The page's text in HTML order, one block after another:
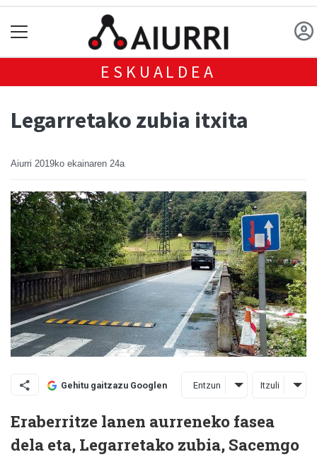
ESKUALDEA
Legarretako zubia itxita
Aiurri 2019ko ekainaren 24a
Gehitu gaitzazu Googlen Entzun Itzuli
Eraberritze lanen aurreneko fasea
dela eta, Legarretako zubia, Sacemgo